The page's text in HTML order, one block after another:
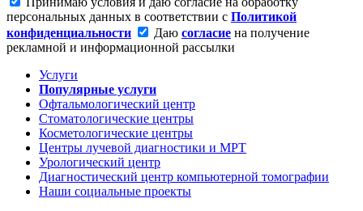
персональных данных в соответствии с Политикой
конфиденциальности
Даю согласие на получение
рекламной и информационной рассылки
Услуги
Популярные услуги
Офтальмологический центр
Стоматологические центры
Косметологические центры
Центры лучевой диагностики и МРТ
Урологический центр
Диагностический центр компьютерной томографии
Наши социальные проекты